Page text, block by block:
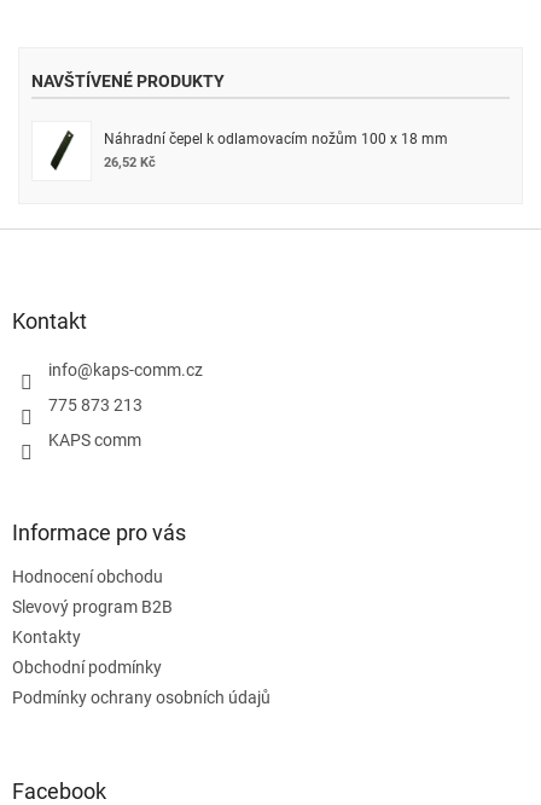
NAVŠTÍVENÉ PRODUKTY
Náhradní čepel k odlamovacím nožům 100 x 18 mm
26,52 Kč
Kontakt
info@kaps-comm.cz
775 873 213
KAPS comm
Informace pro vás
Hodnocení obchodu
Slevový program B2B
Kontakty
Obchodní podmínky
Podmínky ochrany osobních údajů
Facebook